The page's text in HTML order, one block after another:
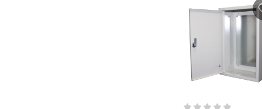
Металевий корпус
мм
монтажноюВ кошик